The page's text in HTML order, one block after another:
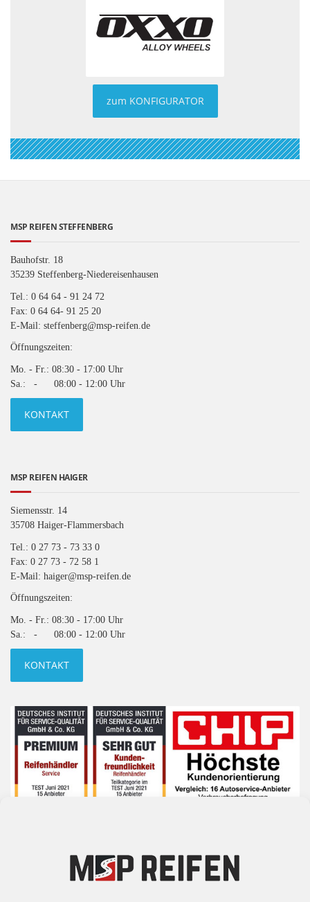
zum KONFIGURATOR
MSP REIFEN STEFFENBERG
Bauhofstr. 18
35239 Steffenberg-Niedereisenhausen
Tel.: 0 64 64 - 91 24 72
Fax: 0 64 64- 91 25 20
E-Mail: steffenberg@msp-reifen.de
Öffnungszeiten:
Mo. - Fr.: 08:30 - 17:00 Uhr
Sa.: - 08:00 - 12:00 Uhr
KONTAKT
MSP REIFEN HAIGER
Siemensstr. 14
35708 Haiger-Flammersbach
Tel.: 0 27 73 - 73 33 0
Fax: 0 27 73 - 72 58 1
E-Mail: haiger@msp-reifen.de
Öffnungszeiten:
Mo. - Fr.: 08:30 - 17:00 Uhr
Sa.: - 08:00 - 12:00 Uhr
KONTAKT